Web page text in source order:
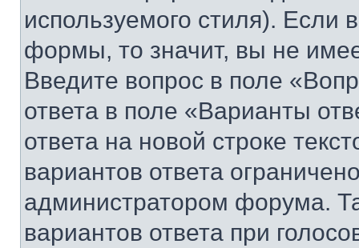
используемого стиля). Если
формы, то значит, вы не
Введите вопрос в поле
ответа в поле «Варианты
ответа на новой строке
вариантов ответа
администратором форума.
вариантов ответа при